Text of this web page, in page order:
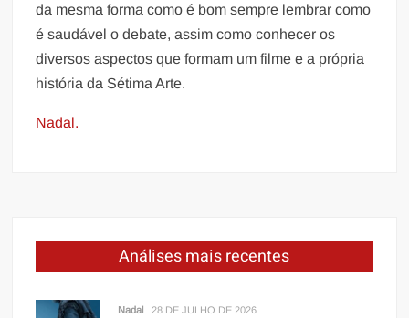
da mesma forma como é bom sempre lembrar como
é saudável o debate, assim como conhecer os
diversos aspectos que formam um filme e a própria
história da Sétima Arte.
Nadal.
Análises mais recentes
Nadal 28 DE JULHO DE 2026